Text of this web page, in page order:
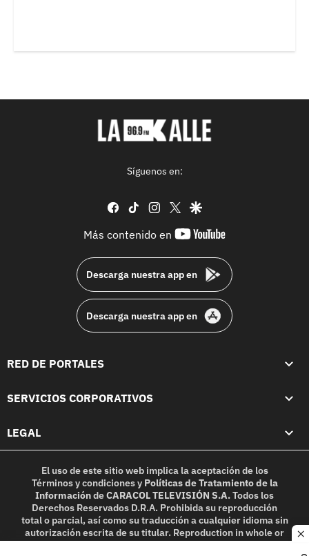
Síguenos en:
facebook
tiktok instagram
twittergoogle
Más contenido en
youtube-
Descarga nuestra app en
Descarga nuestra app en
RED DE PORTALES
SERVICIOS CORPORATIVOS
LEGAL
El uso de este sitio web implica la aceptación de los
Términos y condicionesy Políticas de Tratamiento de la
InformacióndeCARACOL TELEVISIÓN S.A.Todos los
Derechos Reservados D.R.A. Prohibida su reproducción
total o parcial, así como su traducción a cualquier idioma sin
autorización escrita de su titular. Reproduction in whole or